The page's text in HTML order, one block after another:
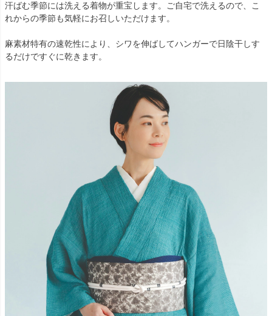
汗ばむ季節には洗える着物が重宝します。ご自宅で洗えるので、こ
れからの季節も気軽にお召しいただけます。
麻素材特有の速乾性により、シワを伸ばしてハンガーで日陰干しす
るだけですぐに乾きます。